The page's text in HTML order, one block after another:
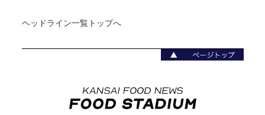
ヘッドライン一覧トップへ